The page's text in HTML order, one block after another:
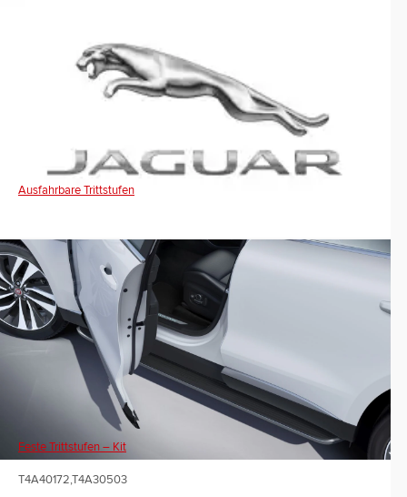
Ausfahrbare Trittstufen
Feste Trittstufen – Kit
T4A40172,T4A30503